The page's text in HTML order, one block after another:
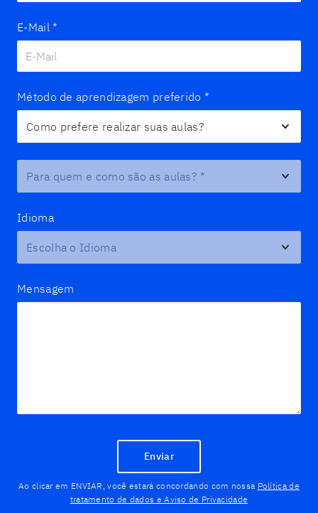
E-Mail *
Método de aprendizagem preferido *
Idioma
Mensagem
Enviar
Ao clicar em ENVIAR, você estará concordando com nossa Política de
tratamento de dados e Aviso de Privacidade